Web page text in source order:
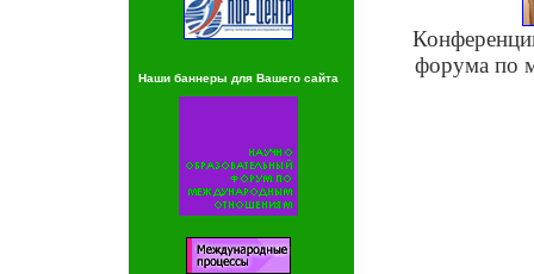
Наши баннеры для Вашего сайта
форума по